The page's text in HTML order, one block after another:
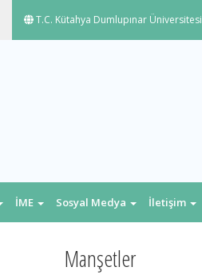
T.C. Kütahya Dumlupınar Üniversitesi
İME Sosyal Medya İletişim
Manşetler